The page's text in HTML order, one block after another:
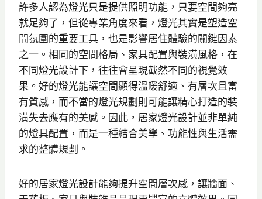
許多人認為燈光只是提供照明功能，只要空間夠亮
就足夠了，但從專業角度來看，燈光其實是塑造空
間氛圍的重要工具，也是影響居住體驗的關鍵因素
之一。相同的空間格局、家具配置與裝潢風格，在
不同燈光設計下，往往會呈現截然不同的視覺效
果。好的燈光能讓空間顯得溫暖舒適、有層次且富
有質感，而不當的燈光規劃則可能讓精心打造的裝
潢失去應有的美感。因此，居家燈光設計並非單純
的燈具配置，而是一種結合美學、功能性與生活需
求的整體規劃。
好的居家燈光設計能夠提升空間層次感，讓牆面、